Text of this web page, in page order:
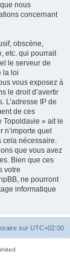
nous
concernant
obscène,
etc. qui pourrait
le serveur de
la loi
vous exposez à
le droit d’avertir
L’adresse IP de
de ces
Topoldavie » ait le
quel
cela nécessaire.
que vous avez
Bien que ces
votre
ne pourront
informatique
sur UTC+02:00